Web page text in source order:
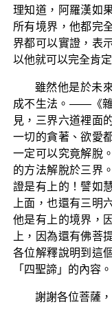
理知道，阿羅漢如
所有境界，他都完
界都可以實證，表
以他就可以完全肯
雖然他是於未
成不生法。——《雜
見，三界六道裡面
一切的貪著、欲愛
一定可以究竟解脫
的方法解脫於三界
證是有上的！譬如
上面，也還有三明
他是有上的境界，
上，因為還有佛菩
各位解釋說明到這
「四聖諦」的內容。
謝謝各位菩薩